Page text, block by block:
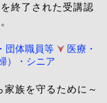
終了された受講認
団体職員等
医療・
）・シニア
家族を守るために～